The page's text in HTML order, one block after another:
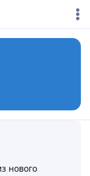
нового